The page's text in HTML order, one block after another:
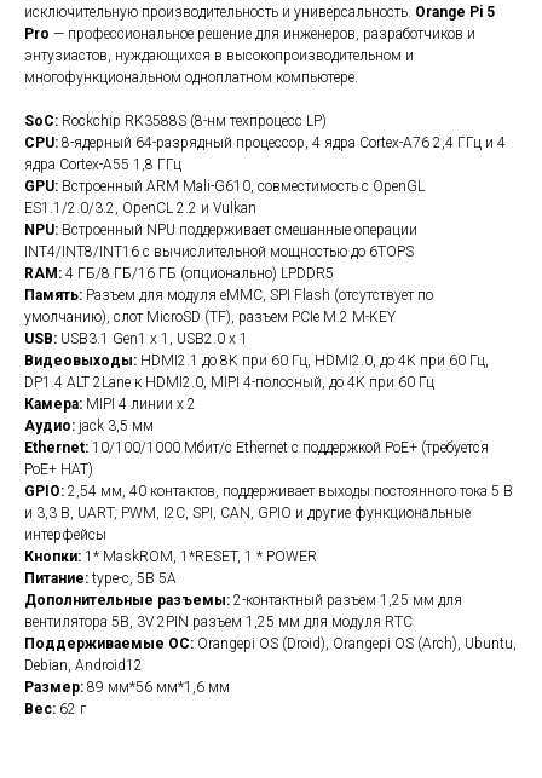
исключительную производительность и универсальность. Orange Pi 5
Pro — профессиональное решение для инженеров, разработчиков и
энтузиастов, нуждающихся в высокопроизводительном и
многофункциональном одноплатном компьютере.
SoC: Rockchip RK3588S (8-нм техпроцесс LP)
CPU: 8-ядерный 64-разрядный процессор, 4 ядра Cortex-A76 2,4 ГГц и 4
ядра Cortex-A55 1,8 ГГц
GPU: Встроенный ARM Mali-G610, совместимость с OpenGL
ES1.1/2.0/3.2, OpenCL 2.2 и Vulkan
NPU: Встроенный NPU поддерживает смешанные операции
INT4/INT8/INT16 с вычислительной мощностью до 6TOPS
RAM: 4 ГБ/8 ГБ/16 ГБ (опционально) LPDDR5
Память: Разъем для модуля eMMC, SPI Flash (отсутствует по
умолчанию), слот MicroSD (TF), разъем PCIe M.2 M-KEY
USB: USB3.1 Gen1 х 1, USB2.0 х 1
Видеовыходы: HDMI2.1 до 8K при 60 Гц, HDMI2.0, до 4K при 60 Гц,
DP1.4 ALT 2Lane к HDMI2.0, MIPI 4-полосный, до 4K при 60 Гц
Камера: MIPI 4 линии х 2
Аудио: jack 3,5 мм
Ethernet: 10/100/1000 Мбит/с Ethernet с поддержкой PoE+ (требуется
PoE+ HAT)
GPIO: 2,54 мм, 40 контактов, поддерживает выходы постоянного тока 5 В
и 3,3 В, UART, PWM, I2C, SPI, CAN, GPIO и другие функциональные
интерфейсы
Кнопки: 1* MaskROM, 1*RESET, 1 * POWER
Питание: type-c, 5В 5А
Дополнительные разъемы: 2-контактный разъем 1,25 мм для
вентилятора 5В, 3V 2PIN разъем 1,25 мм для модуля RTC
Поддерживаемые ОС: Orangepi OS (Droid), Orangepi OS (Arch), Ubuntu,
Debian, Android12
Размер: 89 мм*56 мм*1,6 мм
Вес: 62 г